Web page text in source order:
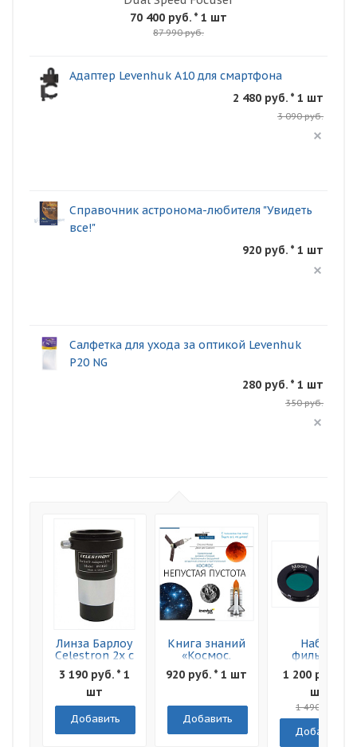
70 400 руб. * 1 шт
87 990 руб.
Адаптер Levenhuk A10 для смартфона
2 480 руб. * 1 шт
3 090 руб.
Справочник астронома-любителя "Увидеть
все!"
920 руб. * 1 шт
Салфетка для ухода за оптикой Levenhuk
P20 NG
280 руб. * 1 шт
350 руб.
Линза Барлоу
Celestron 2x с
Т-адаптером,
1,25"
3 190 руб. * 1
шт
Добавить
Книга знаний
«Космос.
Непустая
пустота»
обложка
920 руб. * 1 шт
Добавить
Набор
фильтров
Levenhuk F2
Луна и Марс
1 200 руб. * 1
шт
1 490 руб.
Добавить